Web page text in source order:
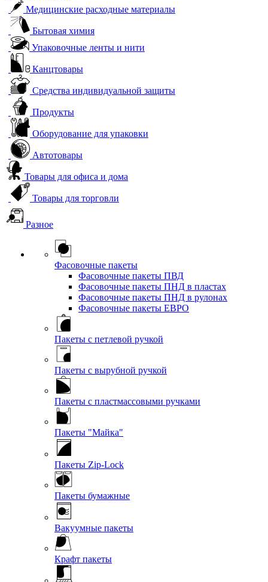
Медицинские расходные материалы
Бытовая химия
Упаковочные ленты и нити
Канцтовары
Средства индивидуальной защиты
Продукты
Оборудование для упаковки
Автотовары
Товары для офиса и дома
Товары для торговли
Разное
Фасовочные пакеты
Фасовочные пакеты ПВД
Фасовочные пакеты ПНД в пластах
Фасовочные пакеты ПНД в рулонах
Фасовочные пакеты ЕВРО
Пакеты с петлевой ручкой
Пакеты с вырубной ручкой
Пакеты с пластмассовыми ручками
Пакеты "Майка"
Пакеты Zip-Lock
Пакеты бумажные
Вакуумные пакеты
Крафт пакеты